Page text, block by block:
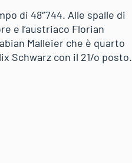
di 48″744. Alle spalle di
e l’austriaco Florian
Malleier che è quarto
Schwarz con il 21/o posto.